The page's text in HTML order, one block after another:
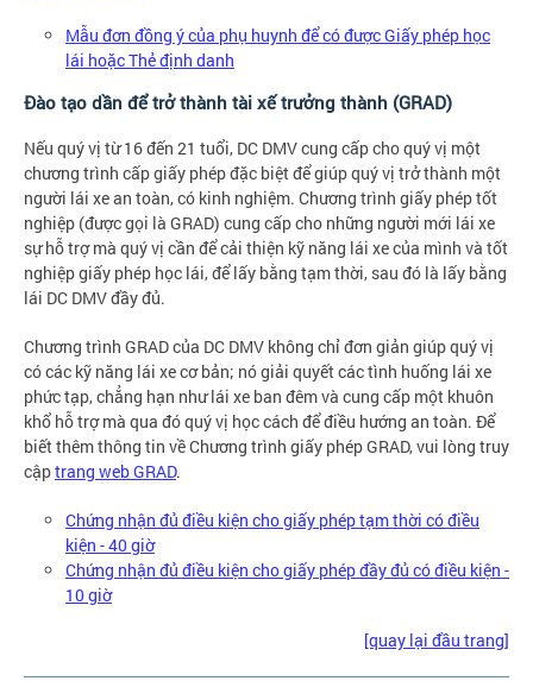
Mẫu đơn đồng ý của phụ huynh để có được Giấy phép học
lái hoặc Thẻ định danh
Đào tạo dần để trở thành tài xế trưởng thành (GRAD)
Nếu quý vị từ 16 đến 21 tuổi, DC DMV cung cấp cho quý vị một
chương trình cấp giấy phép đặc biệt để giúp quý vị trở thành một
người lái xe an toàn, có kinh nghiệm. Chương trình giấy phép tốt
nghiệp (được gọi là GRAD) cung cấp cho những người mới lái xe
sự hỗ trợ mà quý vị cần để cải thiện kỹ năng lái xe của mình và tốt
nghiệp giấy phép học lái, để lấy bằng tạm thời, sau đó là lấy bằng
lái DC DMV đầy đủ.
Chương trình GRAD của DC DMV không chỉ đơn giản giúp quý vị
có các kỹ năng lái xe cơ bản; nó giải quyết các tình huống lái xe
phức tạp, chẳng hạn như lái xe ban đêm và cung cấp một khuôn
khổ hỗ trợ mà qua đó quý vị học cách để điều hướng an toàn. Để
biết thêm thông tin về Chương trình giấy phép GRAD, vui lòng truy
cậptrang web GRAD.
Chứng nhận đủ điều kiện cho giấy phép tạm thời có điều
kiện - 40 giờ
Chứng nhận đủ điều kiện cho giấy phép đầy đủ có điều kiện -
10 giờ
[quay lại đầu trang]